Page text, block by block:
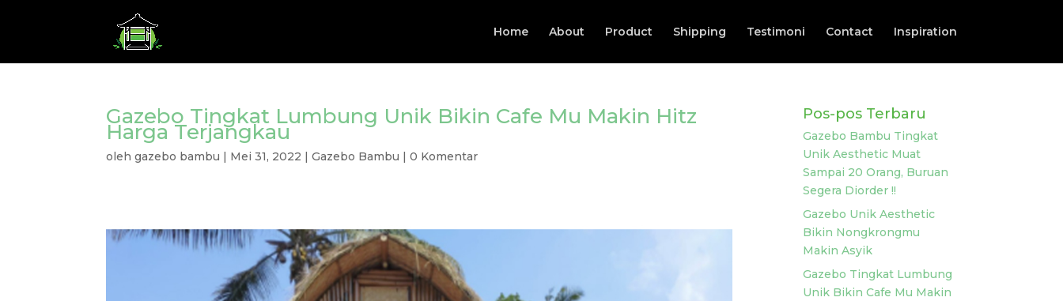
Home About Product Shipping Testimoni Contact Inspiration
Gazebo Tingkat Lumbung Unik Bikin Cafe Mu Makin Hitz
Harga Terjangkau
olehgazebo bambu | Mei 31, 2022 |Gazebo Bambu |0 Komentar
Pos-pos Terbaru
Gazebo Bambu Tingkat
Unik Aesthetic Muat
Sampai 20 Orang, Buruan
Segera Diorder !!
Gazebo Unik Aesthetic
Bikin Nongkrongmu
Makin Asyik
Gazebo Tingkat Lumbung
Unik Bikin Cafe Mu Makin